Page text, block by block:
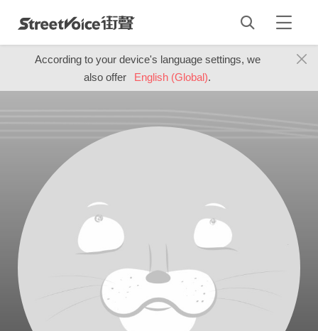
According to your device's language settings, we
also offer
English (Global).